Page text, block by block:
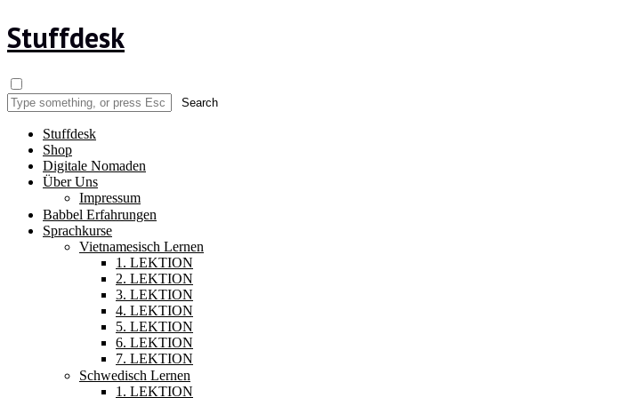
Stuffdesk
Stuffdesk
Shop
Digitale Nomaden
Über Uns
Impressum
Babbel Erfahrungen
Sprachkurse
Vietnamesisch Lernen
1. LEKTION
2. LEKTION
3. LEKTION
4. LEKTION
5. LEKTION
6. LEKTION
7. LEKTION
Schwedisch Lernen
1. LEKTION